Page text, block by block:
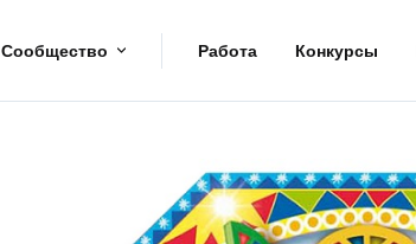
Сообщество Работа Конкурсы